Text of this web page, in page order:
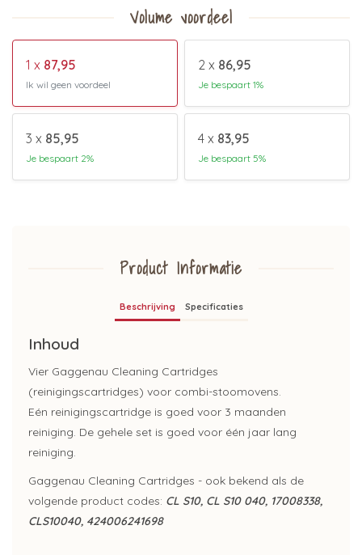
Volume voordeel
1 x 87,95
Ik wil geen voordeel
2 x 86,95
Je bespaart 1%
3 x 85,95
Je bespaart 2%
4 x 83,95
Je bespaart 5%
Product Informatie
Beschrijving Specificaties
Inhoud
Vier Gaggenau Cleaning Cartridges
(reinigingscartridges) voor combi-stoomovens.
Eén reinigingscartridge is goed voor 3 maanden
reiniging. De gehele set is goed voor één jaar lang
reiniging.
Gaggenau Cleaning Cartridges - ook bekend als de
volgende product codes: CL S10, CL S10 040, 17008338,
CLS10040, 424006241698